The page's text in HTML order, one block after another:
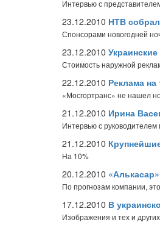
Интервью с
23.12.2010 НТВ
Спонсорами новогодней
23.12.2010
Стоимость наружной
22.12.2010 Реклама на
«Мосгортранс» не нашел
21.12.2010 Ирина
Интервью с
21.12.2010
На 10%
20.12.2010
По прогнозам компании,
17.12.2010 В
Изображения и тех и